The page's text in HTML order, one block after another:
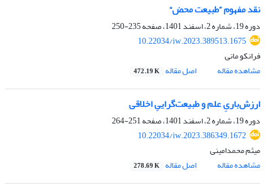
نقد مفهوم ”طبیعت محض“
دوره 19، شماره 2، اسفند 1401، صفحه
235-250
10.22034/iw.2023.389513.1675
فرانکو مانی
مشاهده مقاله
اصل مقاله 472.19 K
ارزش‌باریِ علم و طبیعت‌گراییِ اخلاقی
دوره 19، شماره 2، اسفند 1401، صفحه
251-264
10.22034/iw.2023.386349.1672
میثم محمدامینی
مشاهده مقاله
اصل مقاله 278.69 K